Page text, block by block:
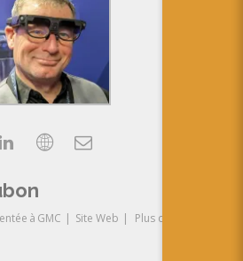
à GMC | Site Web |
Plus de